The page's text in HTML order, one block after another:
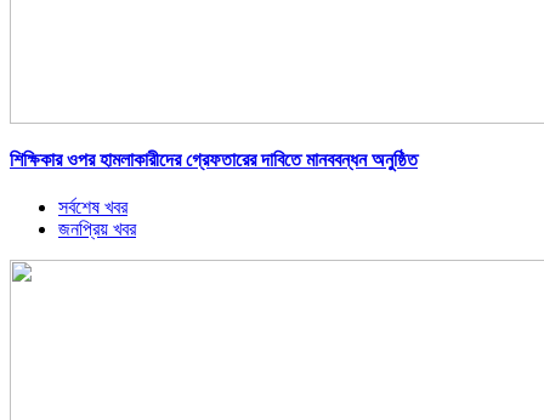
শিক্ষিকার ওপর হামলাকারীদের গ্রেফতারের দাবিতে মানববন্ধন অনুষ্ঠিত
সর্বশেষ খবর
জনপ্রিয় খবর